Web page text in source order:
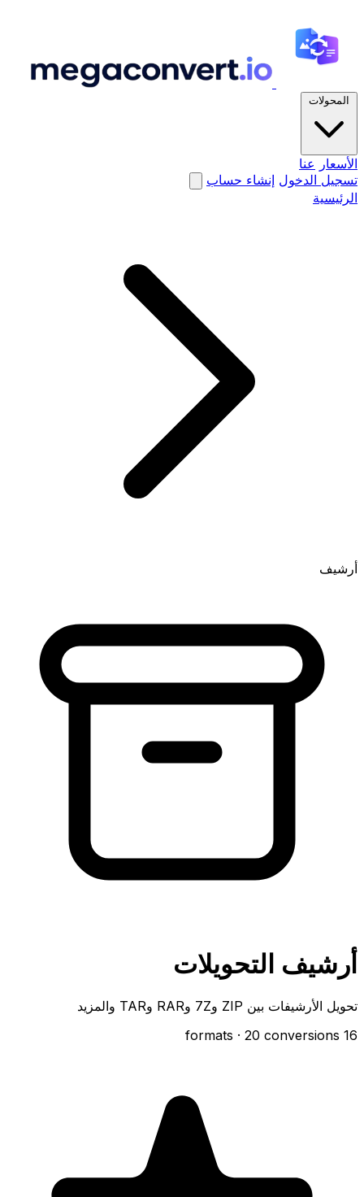
المحولات
الأسعار عنا
تسجيل الدخول إنشاء حساب
الرئيسية
أرشيف
أرشيف التحويلات
تحويل الأرشيفات بين ZIP و7Z وRAR وTAR والمزيد
16 formats
· 20 conversions